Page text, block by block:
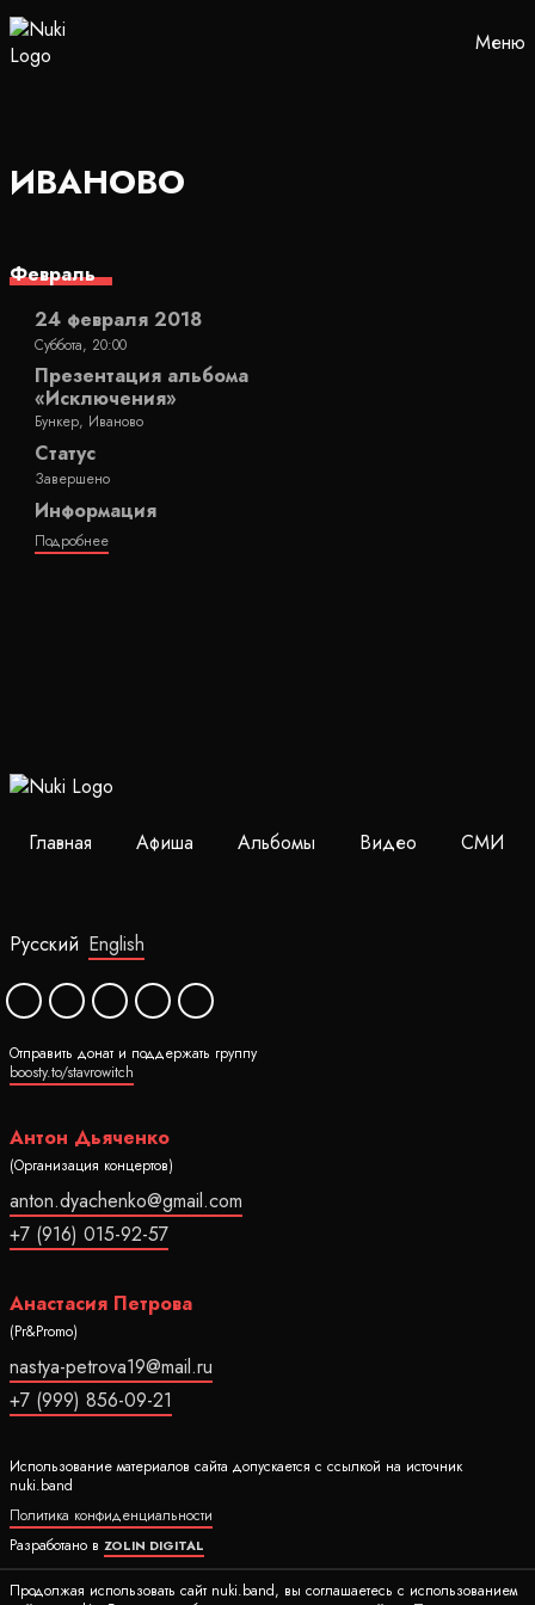
Меню
ИВАНОВО
Февраль
24 февраля 2018
Суббота, 20:00
Презентация альбома
«Исключения»
Бункер, Иваново
Статус
Завершено
Информация
Подробнее
Главная Афиша Альбомы Видео СМИ
Русский English
Отправить донат и поддержать группу
boosty.to/stavrowitch
Антон Дьяченко
(Организация концертов)
anton.dyachenko@gmail.com
+7 (916) 015-92-57
Анастасия Петрова
(Pr&Promo)
nastya-petrova19@mail.ru
+7 (999) 856-09-21
Использование материалов сайта допускается с ссылкой на источник
nuki.band
Политика конфиденциальности
Разработано в ZOLIN DIGITAL
Ⓒ 2020-2026 Все права защищены nuki.band
Продолжая использовать сайт nuki.band, вы соглашаетесь с использованием